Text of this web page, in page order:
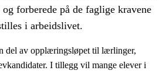
forberede på de faglige kravene
i arbeidslivet.
del av opplæringsløpet til lærlinger,
I tillegg vil mange elever i